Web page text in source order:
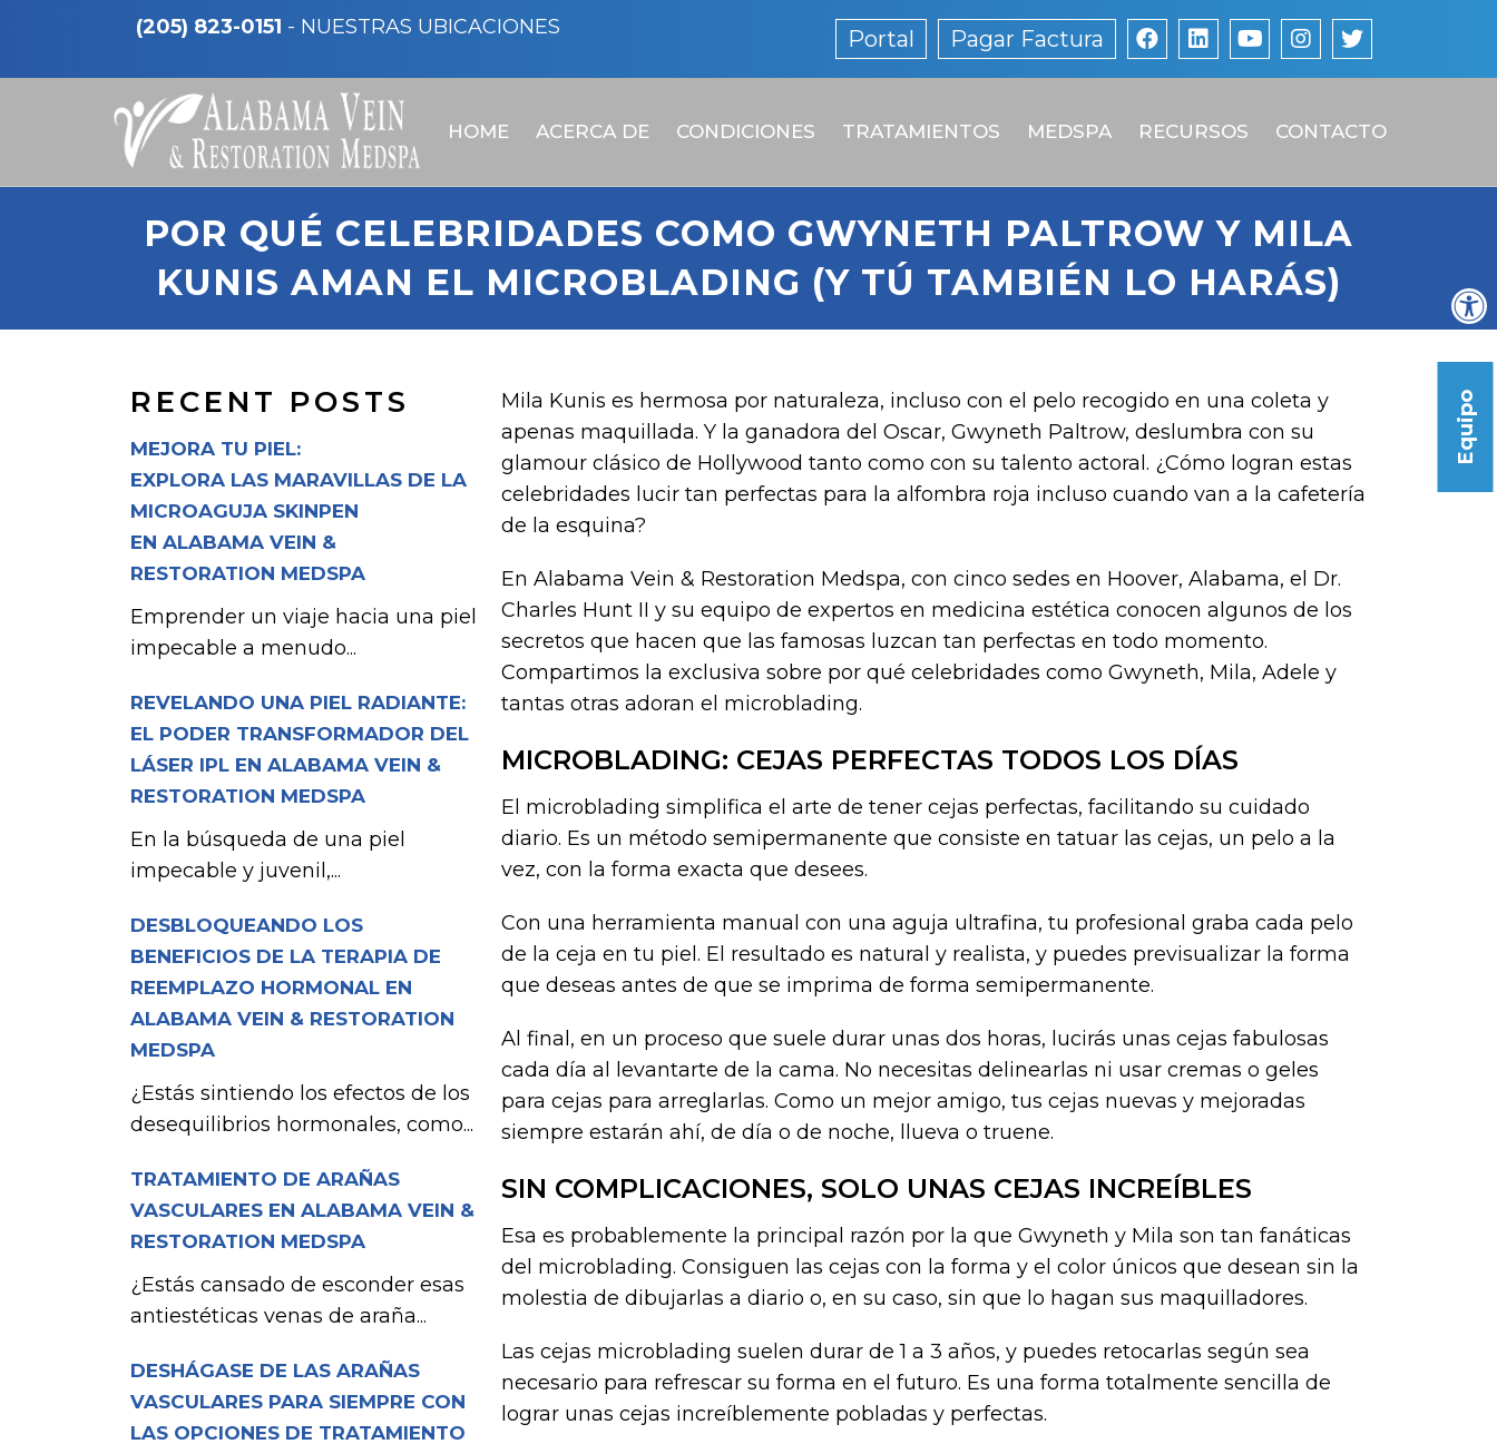
(205) 823-0151 - NUESTRAS UBICACIONES Portal Pagar Factura
HOME ACERCA DE CONDICIONES TRATAMIENTOS MEDSPA RECURSOS CONTACTO
POR QUÉ CELEBRIDADES COMO GWYNETH PALTROW Y MILA
KUNIS AMAN EL MICROBLADING (Y TÚ TAMBIÉN LO HARÁS)
RECENT POSTS
MEJORA TU PIEL:
EXPLORA LAS MARAVILLAS DE LA
MICROAGUJA SKINPEN
EN ALABAMA VEIN &
RESTORATION MEDSPA
Emprender un viaje hacia una piel
impecable a menudo...
REVELANDO UNA PIEL RADIANTE:
EL PODER TRANSFORMADOR DEL
LÁSER IPL EN ALABAMA VEIN &
RESTORATION MEDSPA
En la búsqueda de una piel
impecable y juvenil,...
DESBLOQUEANDO LOS
BENEFICIOS DE LA TERAPIA DE
REEMPLAZO HORMONAL EN
ALABAMA VEIN & RESTORATION
MEDSPA
¿Estás sintiendo los efectos de los
desequilibrios hormonales, como...
TRATAMIENTO DE ARAÑAS
VASCULARES EN ALABAMA VEIN &
RESTORATION MEDSPA
¿Estás cansado de esconder esas
antiestéticas venas de araña...
DESHÁGASE DE LAS ARAÑAS
VASCULARES PARA SIEMPRE CON
LAS OPCIONES DE TRATAMIENTO
Mila Kunis es hermosa por naturaleza, incluso con el pelo recogido en una coleta y
apenas maquillada. Y la ganadora del Oscar, Gwyneth Paltrow, deslumbra con su
glamour clásico de Hollywood tanto como con su talento actoral. ¿Cómo logran estas
celebridades lucir tan perfectas para la alfombra roja incluso cuando van a la cafetería
de la esquina?
En Alabama Vein & Restoration Medspa, con cinco sedes en Hoover, Alabama, el Dr.
Charles Hunt II y su equipo de expertos en medicina estética conocen algunos de los
secretos que hacen que las famosas luzcan tan perfectas en todo momento.
Compartimos la exclusiva sobre por qué celebridades como Gwyneth, Mila, Adele y
tantas otras adoran el microblading.
MICROBLADING: CEJAS PERFECTAS TODOS LOS DÍAS
El microblading simplifica el arte de tener cejas perfectas, facilitando su cuidado
diario. Es un método semipermanente que consiste en tatuar las cejas, un pelo a la
vez, con la forma exacta que desees.
Con una herramienta manual con una aguja ultrafina, tu profesional graba cada pelo
de la ceja en tu piel. El resultado es natural y realista, y puedes previsualizar la forma
que deseas antes de que se imprima de forma semipermanente.
Al final, en un proceso que suele durar unas dos horas, lucirás unas cejas fabulosas
cada día al levantarte de la cama. No necesitas delinearlas ni usar cremas o geles
para cejas para arreglarlas. Como un mejor amigo, tus cejas nuevas y mejoradas
siempre estarán ahí, de día o de noche, llueva o truene.
SIN COMPLICACIONES, SOLO UNAS CEJAS INCREÍBLES
Esa es probablemente la principal razón por la que Gwyneth y Mila son tan fanáticas
del microblading. Consiguen las cejas con la forma y el color únicos que desean sin la
molestia de dibujarlas a diario o, en su caso, sin que lo hagan sus maquilladores.
Las cejas microblading suelen durar de 1 a 3 años, y puedes retocarlas según sea
necesario para refrescar su forma en el futuro. Es una forma totalmente sencilla de
lograr unas cejas increíblemente pobladas y perfectas.
Equipo